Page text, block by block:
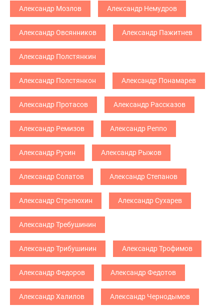
Александр Мозлов Александр Немудров
Александр Овсянников Александр Пажитнев
Александр Полстянкин
Александр Полстянкон Александр Понамарев
Александр Протасов Александр Рассказов
Александр Ремизов Александр Реппо
Александр Русин Александр Рыжов
Александр Солатов Александр Степанов
Александр Стрелюхин Александр Сухарев
Александр Требушинин
Александр Трибушинин Александр Трофимов
Александр Федоров Александр Федотов
Александр Халилов Александр Чернодымов